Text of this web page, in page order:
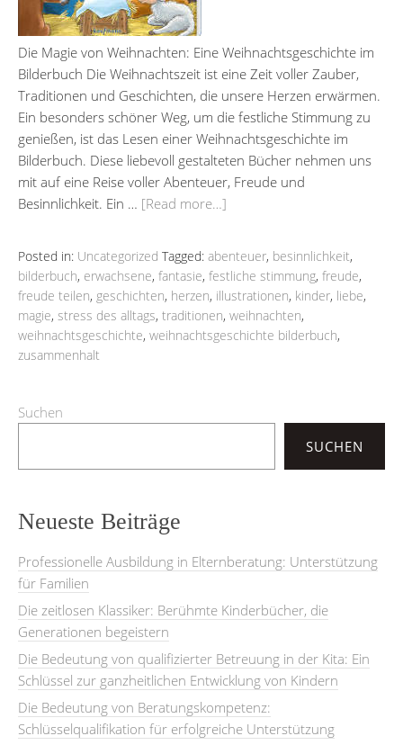
Die Magie von Weihnachten: Eine Weihnachtsgeschichte im
Bilderbuch Die Weihnachtszeit ist eine Zeit voller Zauber,
Traditionen und Geschichten, die unsere Herzen erwärmen.
Ein besonders schöner Weg, um die festliche Stimmung zu
genießen, ist das Lesen einer Weihnachtsgeschichte im
Bilderbuch. Diese liebevoll gestalteten Bücher nehmen uns
mit auf eine Reise voller Abenteuer, Freude und
Besinnlichkeit. Ein … [Read more…]
Posted in: Uncategorized Tagged: abenteuer, besinnlichkeit,
bilderbuch, erwachsene, fantasie, festliche stimmung, freude,
freude teilen, geschichten, herzen, illustrationen, kinder, liebe,
magie, stress des alltags, traditionen, weihnachten,
weihnachtsgeschichte, weihnachtsgeschichte bilderbuch,
zusammenhalt
Suchen
SUCHEN
Neueste Beiträge
Professionelle Ausbildung in Elternberatung: Unterstützung
für Familien
Die zeitlosen Klassiker: Berühmte Kinderbücher, die
Generationen begeistern
Die Bedeutung von qualifizierter Betreuung in der Kita: Ein
Schlüssel zur ganzheitlichen Entwicklung von Kindern
Die Bedeutung von Beratungskompetenz:
Schlüsselqualifikation für erfolgreiche Unterstützung